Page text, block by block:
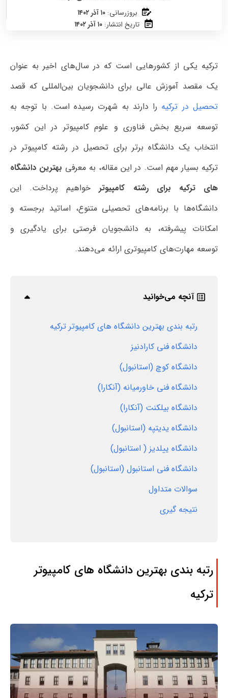
بروزرسانی:۱۰ آذر ۱۴۰۲
تاریخ انتشار: ۱۰ آذر ۱۴۰۲
ترکیه یکی از کشورهایی است که در سال‌های اخیر به عنوان
یک مقصد آموزش عالی برای دانشجویان بین‌المللی که قصد
تحصیل در ترکیه را دارند به شهرت رسیده است. با توجه به
توسعه سریع بخش فناوری و علوم کامپیوتر در این کشور،
انتخاب یک دانشگاه برتر برای تحصیل در رشته کامپیوتر در
ترکیه بسیار مهم است. در این مقاله، به معرفی بهترین دانشگاه
های ترکیه برای رشته کامپیوترخواهیم پرداخت. این
دانشگاه‌ها با برنامه‌های تحصیلی متنوع، اساتید برجسته و
امکانات پیشرفته، به دانشجویان فرصتی برای یادگیری و
توسعه مهارت‌های کامپیوتری ارائه می‌دهند.
آنچه می‌خوانید
رتبه بندی بهترین دانشگاه های کامپیوتر ترکیه
دانشگاه فنی کارادنیز
دانشگاه کوچ (استانبول)
دانشگاه فنی خاورمیانه (آنکارا)
دانشگاه بیلکنت (آنکارا)
دانشگاه یدیتپه (استانبول)
دانشگاه ییلدیز ( استانبول)
دانشگاه فنی استانبول (استانبول)
سوالات متداول
نتیجه گیری
رتبه بندی بهترین دانشگاه های کامپیوتر
ترکیه